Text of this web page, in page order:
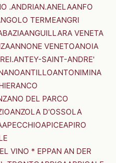
.ANDRIAN.ANELAANFO
TERMEANGRI
ANGUILLARA VENETA
ANNONE VENETOANOIA
ANTEY-SAINT-ANDRE'
ANTILLOANTONIMINA
DEL PARCO
ANZOLA D'OSSOLA
APECCHIOAPICEAPIRO
VINO * EPPAN AN DER